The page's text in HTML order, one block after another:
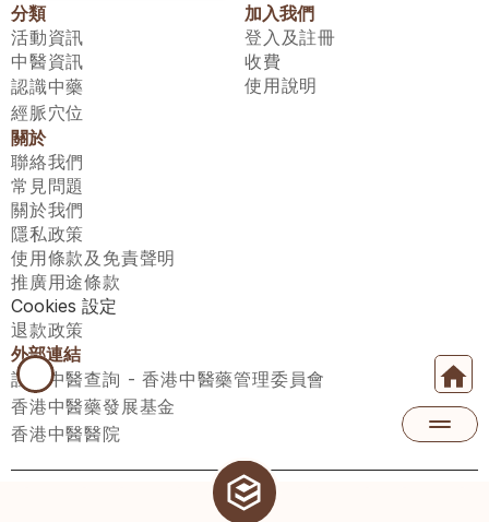
分類
活動資訊
中醫資訊
認識中藥
經脈穴位
加入我們
登入及註冊
收費
使用說明
關於
聯絡我們
常見問題
關於我們
隱私政策
使用條款及免責聲明
推廣用途條款
Cookies 設定
退款政策
外部連結
註冊中醫查詢 - 香港中醫藥管理委員會
香港中醫藥發展基金
香港中醫醫院
醫師匯有限公司 ECWAY LIMITED Copyright 2026© All rights